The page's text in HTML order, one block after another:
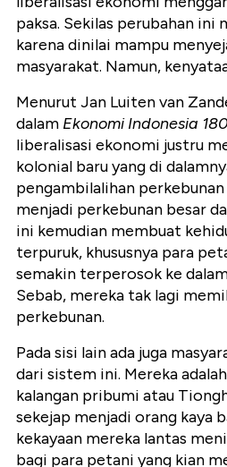
paksa. Sekilas perubahan ini
karena dinilai mampu
masyarakat. Namun,
Menurut Jan Luiten van
dalam Ekonomi Indonesia
liberalisasi ekonomi justru
kolonial baru yang di
pengambilalihan
menjadi perkebunan besar
ini kemudian membuat
terpuruk, khususnya para
semakin terperosok ke
Sebab, mereka tak lagi
perkebunan.
Pada sisi lain ada juga
dari sistem ini. Mereka
kalangan pribumi atau
sekejap menjadi orang kaya
kekayaan mereka lantas
bagi para petani yang kian